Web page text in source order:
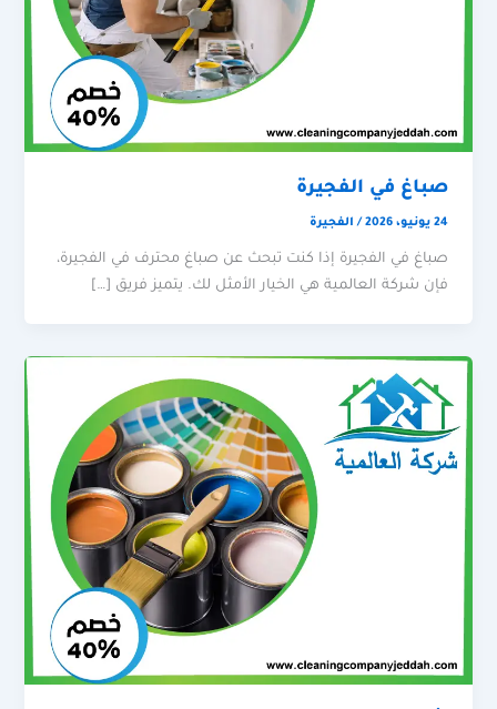
صباغ في الفجيرة
24 يونيو، 2026 / الفجيرة
صباغ في الفجيرة إذا كنت تبحث عن صباغ محترف في الفجيرة،
فإن شركة العالمية هي الخيار الأمثل لك. يتميز فريق […]